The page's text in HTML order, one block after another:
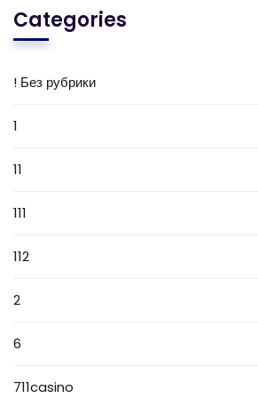
Categories
! Без рубрики
1
11
111
112
2
6
711casino